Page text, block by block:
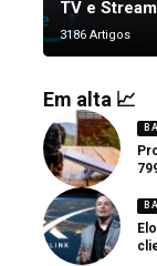
TV e
3186 Artigos
Em alta 📈